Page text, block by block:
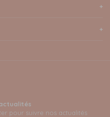
pour suivre nos actualités